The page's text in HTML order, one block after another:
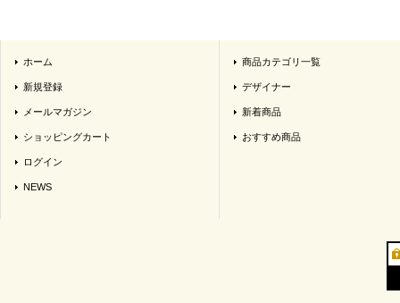
ホーム
新規登録
メールマガジン
ショッピングカート
ログイン
NEWS
商品カテゴリ一覧
デザイナー
新着商品
おすすめ商品